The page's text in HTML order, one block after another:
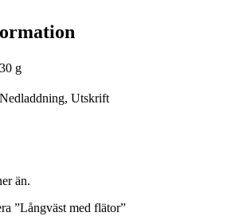
30 g
Nedladdning, Utskrift
än.
”Långväst med flätor”